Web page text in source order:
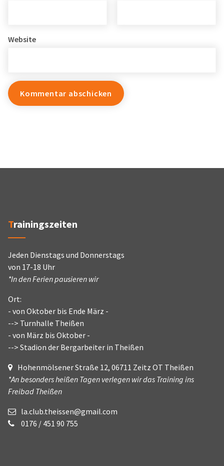
Website
Trainingszeiten
Jeden Dienstags und Donnerstags
von 17-18 Uhr
*In den Ferien pausieren wir
Ort:
- von Oktober bis Ende März -
--> Turnhalle Theißen
- von März bis Oktober -
--> Stadion der Bergarbeiter in Theißen
Hohenmölsener Straße 12, 06711 Zeitz OT Theißen
*An besonders heißen Tagen verlegen wir das Training ins
Freibad Theißen
la.club.theissen@gmail.com
0176 / 451 90 755